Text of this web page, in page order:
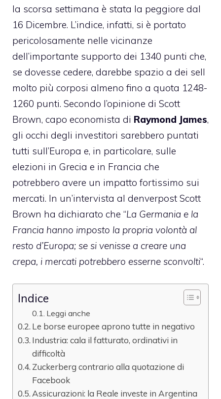
la scorsa settimana è stata la peggiore dal
16 Dicembre. L’indice, infatti, si è portato
pericolosamente nelle vicinanze
dell’importante supporto dei 1340 punti che,
se dovesse cedere, darebbe spazio a dei sell
molto più corposi almeno fino a quota 1248-
1260 punti. Secondo l’opinione di Scott
Brown, capo economista di Raymond James,
gli occhi degli investitori sarebbero puntati
tutti sull’Europa e, in particolare, sulle
elezioni in Grecia e in Francia che
potrebbero avere un impatto fortissimo sui
mercati. In un’intervista al denverpost Scott
Brown ha dichiarato che “La Germania e la
Francia hanno imposto la propria volontà al
resto d’Europa; se si venisse a creare una
crepa, i mercati potrebbero esserne sconvolti“.
Indice
Leggi anche
Le borse europee aprono tutte in negativo
Industria: cala il fatturato, ordinativi in
difficoltà
Zuckerberg contrario alla quotazione di
Facebook
Assicurazioni: la Reale investe in Argentina